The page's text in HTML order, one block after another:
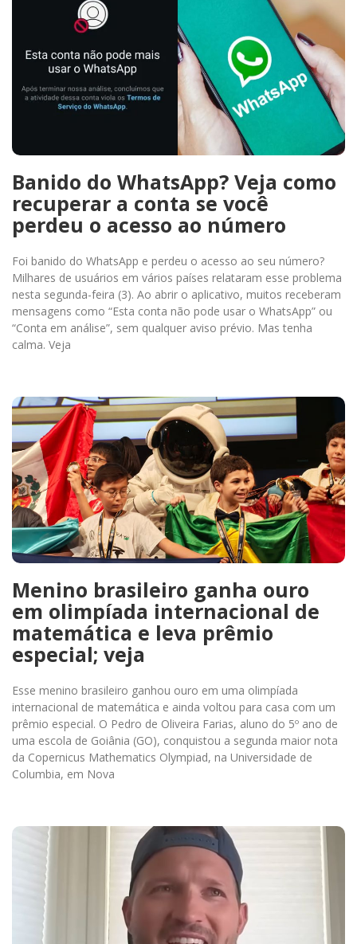
Banido do WhatsApp? Veja como
recuperar a conta se você
perdeu o acesso ao número
Foi banido do WhatsApp e perdeu o acesso ao seu número?
Milhares de usuários em vários países relataram esse problema
nesta segunda-feira (3). Ao abrir o aplicativo, muitos receberam
mensagens como “Esta conta não pode usar o WhatsApp” ou
“Conta em análise”, sem qualquer aviso prévio. Mas tenha
calma. Veja
Menino brasileiro ganha ouro
em olimpíada internacional de
matemática e leva prêmio
especial; veja
Esse menino brasileiro ganhou ouro em uma olimpíada
internacional de matemática e ainda voltou para casa com um
prêmio especial. O Pedro de Oliveira Farias, aluno do 5º ano de
uma escola de Goiânia (GO), conquistou a segunda maior nota
da Copernicus Mathematics Olympiad, na Universidade de
Columbia, em Nova